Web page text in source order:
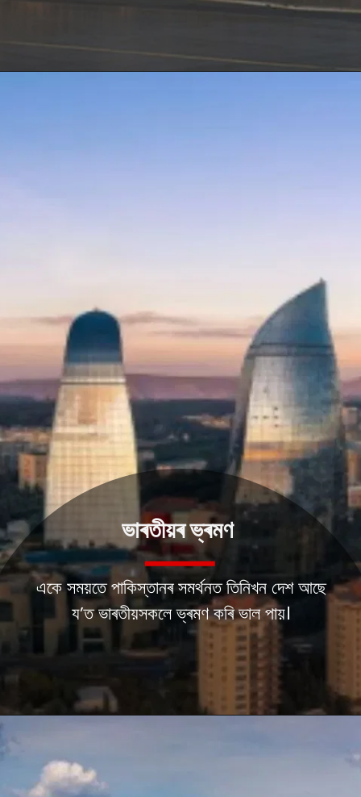
একে সময়তে পাকিস্তানৰ সমৰ্থনত তিনিখন দেশ আছে
য’ত ভাৰতীয়সকলে ভ্ৰমণ কৰি ভাল পায়।
ভাৰতীয়ৰ ভ্ৰমণ